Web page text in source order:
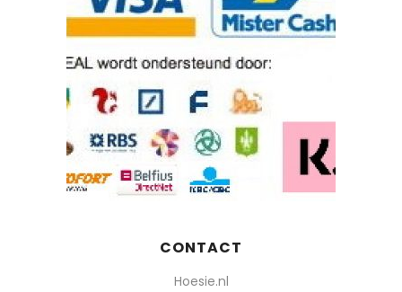
CONTACT
Hoesie.nl